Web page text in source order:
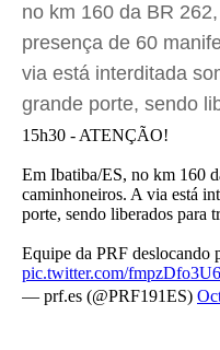
no km 160 da BR
presença de 60
via está interditada
grande porte, sendo
15h30 - ATENÇÃO!
Em Ibatiba/ES, no km 160
caminhoneiros. A via está
porte, sendo liberados para
Equipe da PRF deslocando
pic.twitter.com/fmpzDfo3U6
— prf.es (@PRF191ES)